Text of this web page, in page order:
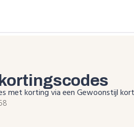
kortingscodes
met korting via een Gewoonstijl